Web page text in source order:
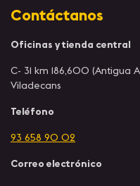
Contáctanos
Oficinas y tienda central
C- 31 km 186,600
Viladecans
Teléfono
93 658 90 02
Correo electrónico